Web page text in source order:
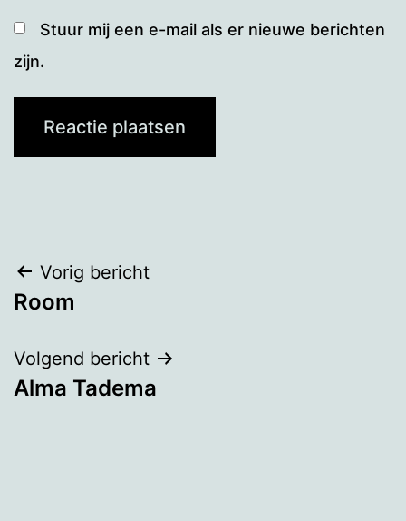
Stuur mij een e-mail als er nieuwe berichten
zijn.
Bericht
navigatie
Vorig bericht
Room
Volgend bericht
Alma Tadema